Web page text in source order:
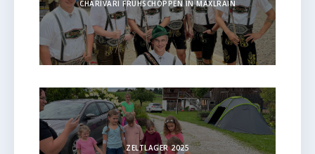
CHARIVARI FRÜHSCHOPPEN IN MAXLRAIN
ZELTLAGER 2025